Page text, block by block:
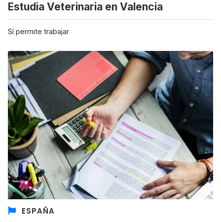
Estudia Veterinaria en Valencia
Sí permite trabajar
ESPAÑA